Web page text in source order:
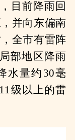
目前降雨回
并向东偏南
全市有雷阵
部地区降雨
水量约30毫
级以上的雷